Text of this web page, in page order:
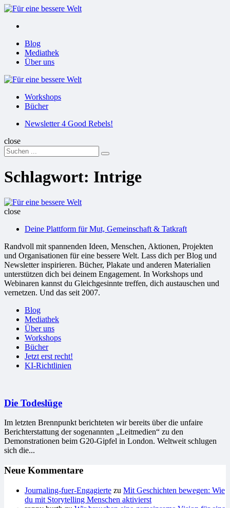
Menu
Menu
Blog
Mediathek
Über uns
Für
Workshops
Bücher
SuchenNewsletter 4 Good Rebels!
close
Search
for:
Suchen
Schlagwort: Intrige
Für
Welt
close
Deine Plattform für Mut, Gemeinschaft & Tatkraft
Randvoll mit spannenden Ideen, Menschen, Aktionen, Projekten
und Organisationen für eine bessere Welt. Lass dich per Blog und
Newsletter inspirieren. Bücher, Plakate und anderen Materialien
unterstützen dich bei deinem Engagement. In Workshops und
Webinaren kannst du Gleichgesinnte treffen, dich austauschen und
vernetzen. Und das seit 2007.
Blog
Mediathek
Über uns
Workshops
Bücher
Jetzt erst recht!
KI-Richtlinien
Die Todeslüge
Im letzten Brennpunkt berichteten wir bereits über die unfaire
Berichterstattung der sogenannten „Leitmedien“ zu den
Demonstrationen beim G20-Gipfel in London. Weltweit schlugen
sich die...
Neue Kommentare
Journaling-fuer-Engagierte zu Mit Geschichten bewegen: Wie
du mit Storytelling Menschen aktivierst